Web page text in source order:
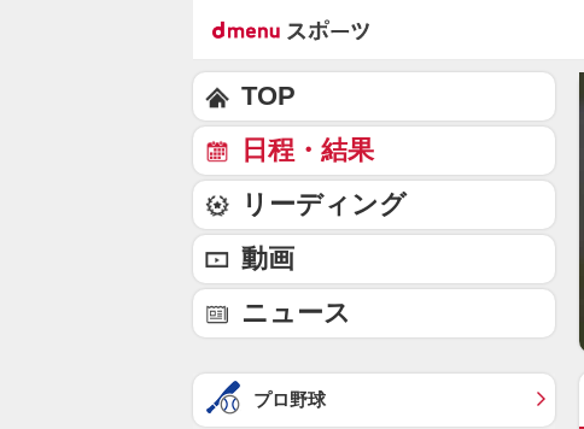
TOP
日程・結果
リーディング
動画
ニュース
プロ野球